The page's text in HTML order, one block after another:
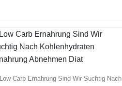
Low Carb Ernahrung Sind Wir Suchtig Nach